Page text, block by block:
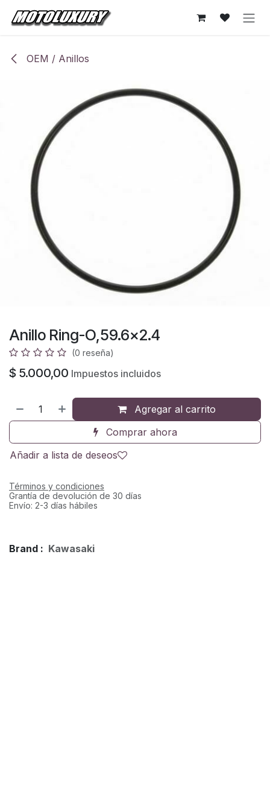
Ir al contenido
OEM / Anillos
Anillo Ring-O,59.6x2.4
(0 reseña)
$ 5.000,00 Impuestos incluidos
Agregar al carrito
Comprar ahora
Añadir a lista de deseos
Términos y condiciones
Grantía de devolución de 30 días
Envío: 2-3 días hábiles
Brand : Kawasaki